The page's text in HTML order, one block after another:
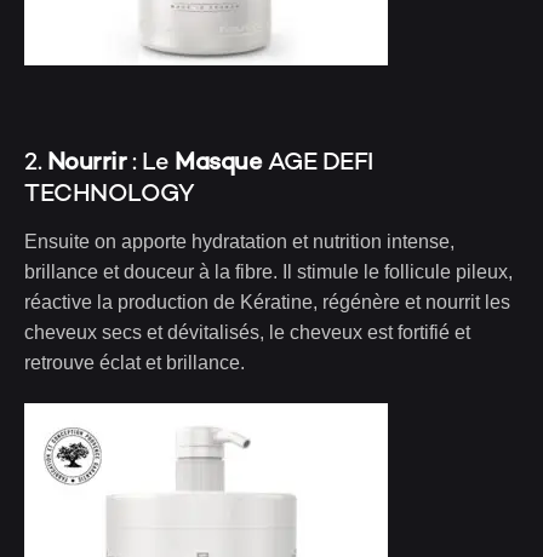
2. Nourrir: Le MasqueAGE DEFI
TECHNOLOGY
Ensuite on apporte hydratation et nutrition intense,
brillance et douceur à la fibre. Il stimule le follicule pileux,
réactive la production de Kératine, régénère et nourrit les
cheveux secs et dévitalisés, le cheveux est fortifié et
retrouve éclat et brillance.